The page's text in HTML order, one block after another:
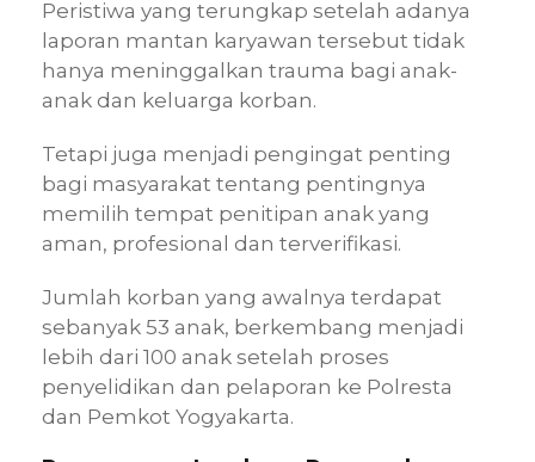
Peristiwa yang terungkap setelah adanya
laporan mantan karyawan tersebut tidak
hanya meninggalkan trauma bagi anak-
anak dan keluarga korban.
Tetapi juga menjadi pengingat penting
bagi masyarakat tentang pentingnya
memilih tempat penitipan anak yang
aman, profesional dan terverifikasi.
Jumlah korban yang awalnya terdapat
sebanyak 53 anak, berkembang menjadi
lebih dari 100 anak setelah proses
penyelidikan dan pelaporan ke Polresta
dan Pemkot Yogyakarta.